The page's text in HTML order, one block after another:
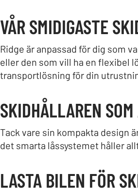
VÅR SMIDIGASTE
Ridge är anpassad för dig som
eller den som vill ha en flexibel
transportlösning för din
SKIDHÅLLAREN
Tack vare sin kompakta design
det smarta låssystemet håller
LASTA BILEN FÖR